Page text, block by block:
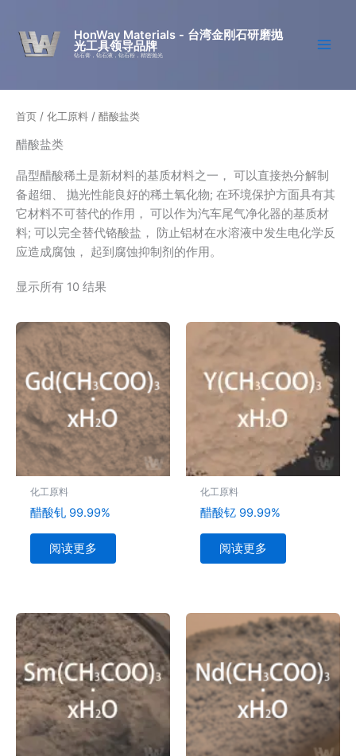
HonWay Materials - 台湾金刚石研磨抛
光工具领导品牌
钻石膏，钻石液，钻石粉，精密抛光
首页 / 化工原料 / 醋酸盐类
醋酸盐类
晶型醋酸稀土是新材料的基质材料之一， 可以直接热分解制
备超细、 抛光性能良好的稀土氧化物; 在环境保护方面具有其
它材料不可替代的作用， 可以作为汽车尾气净化器的基质材
料; 可以完全替代铬酸盐， 防止铝材在水溶液中发生电化学反
应造成腐蚀， 起到腐蚀抑制剂的作用。
显示所有 10 结果
化工原料
醋酸钆 99.99%
阅读更多
化工原料
醋酸钇 99.99%
阅读更多